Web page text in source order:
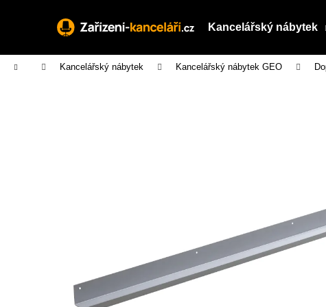
Kancelářský nábytek
Domů Kancelářský nábytek Kancelářský nábytek GEO
Zpět
do
Zpět
do